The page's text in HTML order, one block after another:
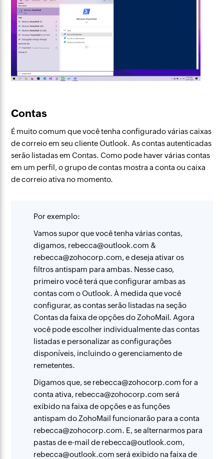
Contas
É muito comum que você tenha configurado várias caixas
de correio em seu cliente Outlook. As contas autenticadas
serão listadas em Contas. Como pode haver várias contas
em um perfil, o grupo de contas mostra a conta ou caixa
de correio ativa no momento.
Por exemplo:
Vamos supor que você tenha várias contas,
digamos, rebecca@outlook.com &
rebecca@zohocorp.com, e deseja ativar os
filtros antispam para ambas. Nesse caso,
primeiro você terá que configurar ambas as
contas com o Outlook. À medida que você
configurar, as contas serão listadas na seção
Contas da faixa de opções do ZohoMail. Agora
você pode escolher individualmente das contas
listadas e personalizar as configurações
disponíveis, incluindo o gerenciamento de
remetentes.
Digamos que, se rebecca@zohocorp.com for a
conta ativa, rebecca@zohocorp.com será
exibido na faixa de opções e as funções
antispam do ZohoMail funcionarão para a conta
rebecca@zohocorp.com. E, se alternarmos para
pastas de e-mail de rebecca@outlook.com,
rebecca@outlook.com será exibido na faixa de